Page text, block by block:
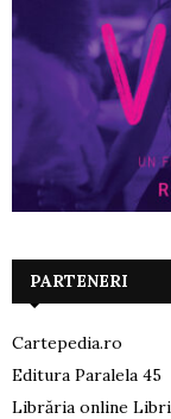
PARTENERI
Cartepedia.ro
Editura Paralela 45
Librăria online